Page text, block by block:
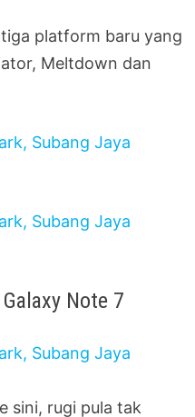
platform baru yang
Meltdown dan
Note 7
sini, rugi pula tak